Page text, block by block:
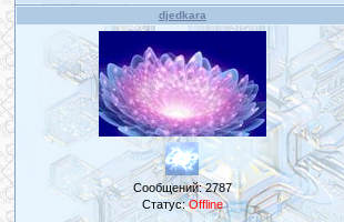
djedkara
Сообщений:2787
Статус:Offline